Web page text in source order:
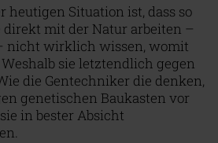
heutigen Situation ist, dass so
mit der Natur arbeiten –
nicht wirklich wissen, womit
sie letztendlich gegen
die Gentechniker die denken,
genetischen Baukasten vor
in bester Absicht